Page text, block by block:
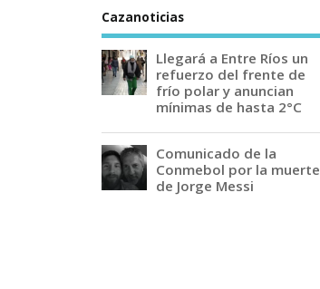
Cazanoticias
Llegará a Entre Ríos un
refuerzo del frente de
frío polar y anuncian
mínimas de hasta 2°C
Comunicado de la
Conmebol por la muerte
de Jorge Messi